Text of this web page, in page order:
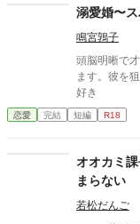
たことは一
溺愛婚〜
鳴宮鶉子
頭脳明晰で
ます。彼を
好き
恋愛 完結 短編 R18
オオカミ
まらない
若松だんご